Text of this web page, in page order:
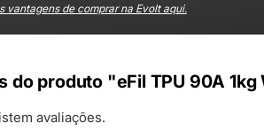
vantagens de comprar na Evolt aqui.
do produto "eFil TPU 90A 1kg
avaliações.